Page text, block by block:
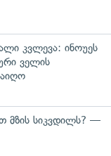
კვლევა: ინოუეს
ველის
მზის სიკვდილს? —